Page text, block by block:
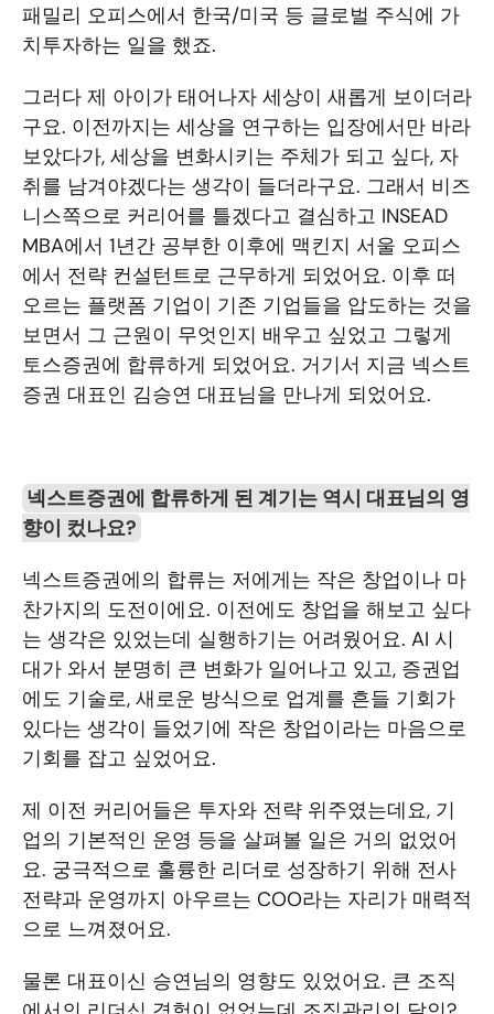
패밀리 오피스에서 한국/미국 등 글로벌 주식에 가
치투자하는 일을 했죠.
그러다 제 아이가 태어나자 세상이 새롭게 보이더라
구요. 이전까지는 세상을 연구하는 입장에서만 바라
보았다가, 세상을 변화시키는 주체가 되고 싶다, 자
취를 남겨야겠다는 생각이 들더라구요. 그래서 비즈
니스쪽으로 커리어를 틀겠다고 결심하고 INSEAD
MBA에서 1년간 공부한 이후에 맥킨지 서울 오피스
에서 전략 컨설턴트로 근무하게 되었어요. 이후 떠
오르는 플랫폼 기업이 기존 기업들을 압도하는 것을
보면서 그 근원이 무엇인지 배우고 싶었고 그렇게
토스증권에 합류하게 되었어요. 거기서 지금 넥스트
증권 대표인 김승연 대표님을 만나게 되었어요.
넥스트증권에 합류하게 된 계기는 역시 대표님의 영
향이 컸나요?
넥스트증권에의 합류는 저에게는 작은 창업이나 마
찬가지의 도전이에요. 이전에도 창업을 해보고 싶다
는 생각은 있었는데 실행하기는 어려웠어요. AI 시
대가 와서 분명히 큰 변화가 일어나고 있고, 증권업
에도 기술로, 새로운 방식으로 업계를 흔들 기회가
있다는 생각이 들었기에 작은 창업이라는 마음으로
기회를 잡고 싶었어요.
제 이전 커리어들은 투자와 전략 위주였는데요, 기
업의 기본적인 운영 등을 살펴볼 일은 거의 없었어
요. 궁극적으로 훌륭한 리더로 성장하기 위해 전사
전략과 운영까지 아우르는 COO라는 자리가 매력적
으로 느껴졌어요.
물론 대표이신 승연님의 영향도 있었어요. 큰 조직